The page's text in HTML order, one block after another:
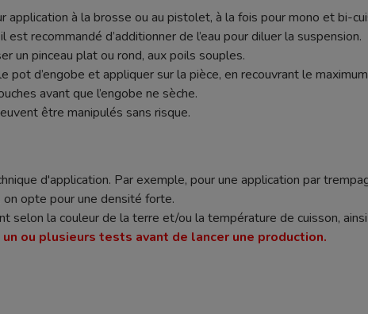
à la brosse ou au pistolet, à la fois pour mono et bi-
recommandé d’additionner de l’eau pour diluer la suspension.
un pinceau plat ou rond, aux poils souples.
pot d’engobe et appliquer sur la pièce, en recouvrant le
avant que l’engobe ne sèche.
être manipulés sans risque.
d'application. Par exemple, pour une application par
on opte pour une densité forte.
selon la couleur de la terre et/ou la température de cuisson,
ou plusieurs tests avant de lancer une production.